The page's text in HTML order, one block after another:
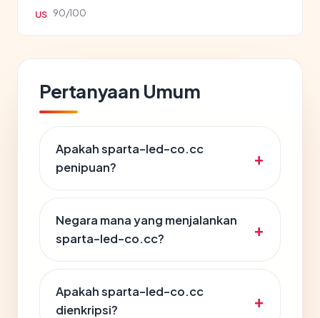
US 90/100
Pertanyaan Umum
Apakah sparta-led-co.cc
penipuan?
Negara mana yang menjalankan
sparta-led-co.cc?
Apakah sparta-led-co.cc
dienkripsi?